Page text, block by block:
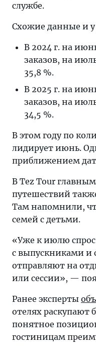
службе.
Схожие данные и у
В 2024 г. на
заказов, на
35,8 %.
В 2025 г. на
заказов, на
34,5 %.
В этом году по
лидирует июнь.
приближением дат
В Tez Tour
путешествий
Там напомнили,
семей с детьми.
«Уже к июлю спрос
с выпускниками и
отправляют на
или сессии», —
Ранее эксперты
отелях раскупают
понятное
гостиницам